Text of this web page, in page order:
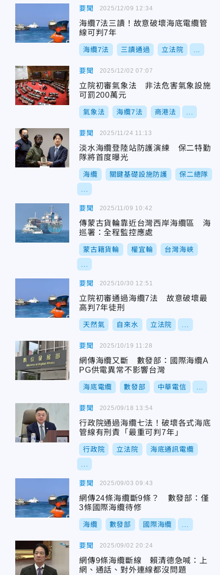
要聞
海纜7法三讀！故意破壞海底電纜管
線可判7年
海纜7法 三讀通過 立法院
2025/12/09 12:34
要聞
立院初審氣象法 非法危害氣象設施
可罰200萬元
氣象法 海纜7法 商港法
2025/12/02 07:07
要聞
淡水海纜登陸站防護演練 保二特勤
隊將首度曝光
海纜 關鍵基礎設施防護 保二總隊
2025/11/24 11:13
要聞
傳蒙古貨輪靠近台灣西岸海纜區 海
巡署：全程監控應處
蒙古籍貨輪 權宜輪 台灣海峽
2025/11/09 10:42
要聞
立院初審通過海纜7法 故意破壞最
高判7年徒刑
天然氣 自來水 立法院
2025/10/30 12:51
要聞
網傳海纜又斷 數發部：國際海纜A
PG供電異常不影響台灣
海底電纜 數發部 中華電信
2025/10/19 11:28
要聞
行政院通過海纜七法！破壞各式海底
管線有刑責「最重可判7年」
行政院 立法院 海底通訊電纜
2025/09/18 13:54
要聞
網傳24條海纜斷9條？ 數發部：僅
3條國際海纜待修
海纜 數發部 國際海纜
2025/09/03 09:43
要聞
網傳9條海纜斷線 賴清德急喊：上
網、通話、對外連線都沒問題
2025/09/02 20:24